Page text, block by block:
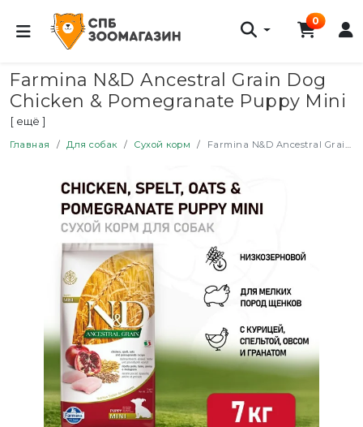
0
Farmina N&D Ancestral Grain Dog
Chicken & Pomegranate Puppy Mini
сухой низкозерновой корм для
щенков мелких пород с курицей и
[ ещё ]
Главная Для собак Сухой корм Farmina N&D Ancestral Grain Dog Chicken & Pomegranate Puppy Mini сухой низкозерновой корм для щенков мелких пород с курицей и гранатом - 7 кг